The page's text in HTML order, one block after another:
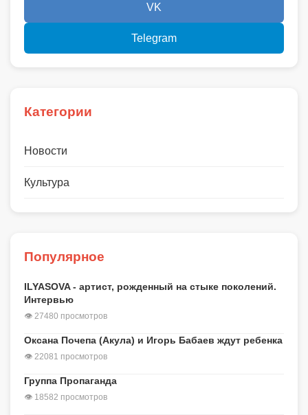
VK
Telegram
Категории
Новости
Культура
Популярное
ILYASOVA - артист, рожденный на стыке поколений.
Интервью
👁 27480 просмотров
Оксана Почепа (Акула) и Игорь Бабаев ждут ребенка
👁 22081 просмотров
Группа Пропаганда
👁 18582 просмотров